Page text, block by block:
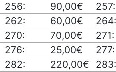
256: 90,00€ 257:
262: 60,00€ 264:
270: 70,00€ 271:
276: 25,00€ 277:
282: 220,00€ 283: